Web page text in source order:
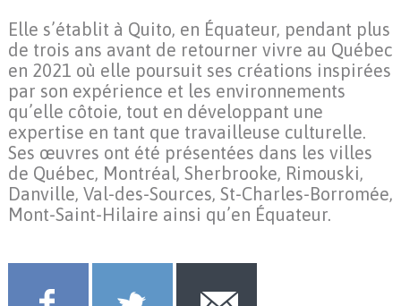
Elle s’établit à Quito, en Équateur, pendant plus
de trois ans avant de retourner vivre au Québec
en 2021 où elle poursuit ses créations inspirées
par son expérience et les environnements
qu’elle côtoie, tout en développant une
expertise en tant que travailleuse culturelle.
Ses œuvres ont été présentées dans les villes
de Québec, Montréal, Sherbrooke, Rimouski,
Danville, Val-des-Sources, St-Charles-Borromée,
Mont-Saint-Hilaire ainsi qu’en Équateur.